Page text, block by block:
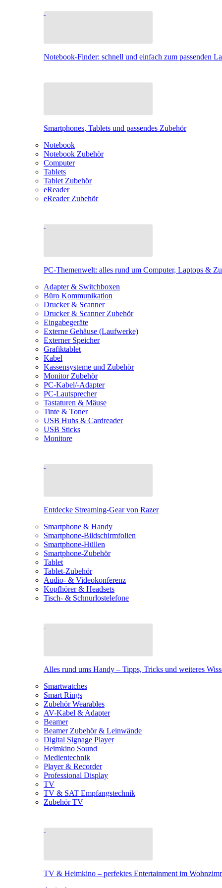
Notebook-Finder: schnell und einfach zum passenden
Smartphones, Tablets und passendes Zubehör
Notebook
Notebook Zubehör
Computer
Tablets
Tablet Zubehör
eReader
eReader Zubehör
PC-Themenwelt: alles rund um Computer, Laptops &
Adapter & Switchboxen
Büro Kommunikation
Drucker & Scanner
Drucker & Scanner Zubehör
Eingabegeräte
Externe Gehäuse (Laufwerke)
Externer Speicher
Grafiktablet
Kabel
Kassensysteme und Zubehör
Monitor Zubehör
PC-Kabel/-Adapter
PC-Lautsprecher
Tastaturen & Mäuse
Tinte & Toner
USB Hubs & Cardreader
USB Sticks
Monitore
Entdecke Streaming-Gear von Razer
Smartphone & Handy
Smartphone-Bildschirmfolien
Smartphone-Hüllen
Smartphone-Zubehör
Tablet
Tablet-Zubehör
Audio- & Videokonferenz
Kopfhörer & Headsets
Tisch- & Schnurlostelefone
Alles rund ums Handy – Tipps, Tricks und weiteres
Smartwatches
Smart Rings
Zubehör Wearables
AV-Kabel & Adapter
Beamer
Beamer Zubehör & Leinwände
Digital Signage Player
Heimkino Sound
Medientechnik
Player & Recorder
Professional Display
TV
TV & SAT Empfangstechnik
Zubehör TV
TV & Heimkino – perfektes Entertainment im